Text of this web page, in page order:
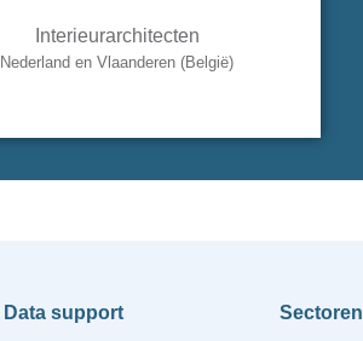
Interieurarchitecten
Nederland en Vlaanderen (België)
Data support Sectoren